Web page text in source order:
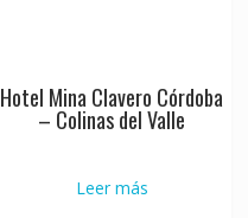
Hotel Mina Clavero Córdoba
– Colinas del Valle
Leer más